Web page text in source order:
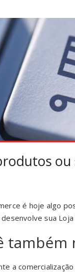
é hoje algo
desenvolve sua Loja
também
a